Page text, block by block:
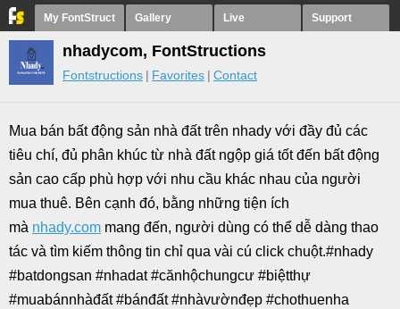
My FontStruct Gallery Live Support
nhadycom, FontStructions
Fontstructions Favorites Contact
Mua bán bất động sản nhà đất trên nhady với đầy đủ các
tiêu chí, đủ phân khúc từ nhà đất ngộp giá tốt đến bất động
sản cao cấp phù hợp với nhu cầu khác nhau của người
mua thuê. Bên cạnh đó, bằng những tiện ích
mà nhady.com mang đến, người dùng có thể dễ dàng thao
tác và tìm kiếm thông tin chỉ qua vài cú click chuột.#nhady
#batdongsan #nhadat #cănhộchungcư #biệtthự
#muabánnhàđất #bánđất #nhàvườnđẹp #chothuenha